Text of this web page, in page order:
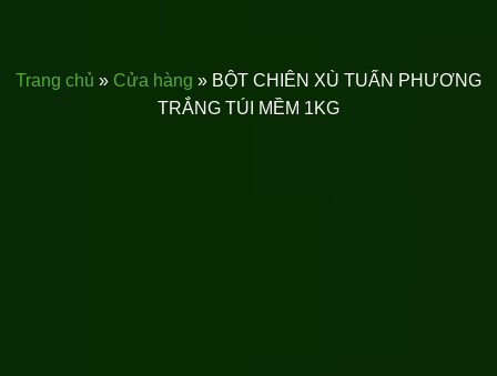
Trang chủ » Cửa hàng » BỘT CHIÊN XÙ TUẤN PHƯƠNG
TRẮNG TÚI MỀM 1KG